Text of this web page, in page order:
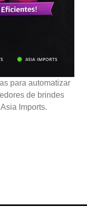
para automatizar
de brindes
Imports.